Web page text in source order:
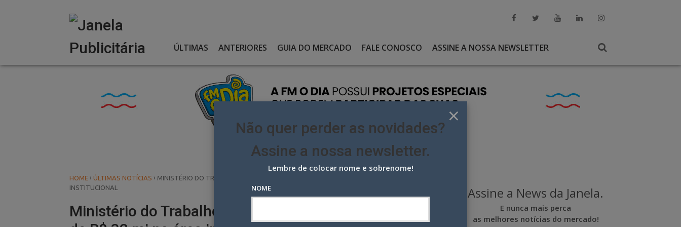
ÚLTIMAS ANTERIORES GUIA DO MERCADO FALE CONOSCO ASSINE A NOSSA NEWSLETTER
HOME › ÚLTIMAS NOTÍCIAS › MINISTÉRIO DO TRABALHO SE UNE À PREVIDÊNCIA COM VERBA DE R$ 32 MI NA ÁREA
INSTITUCIONAL
Ministério do Trabalho se une à Previdência com verba
Assine a News da Janela.
E nunca mais perca
as melhores notícias do mercado!
×
Não quer perder as novidades?
Assine a nossa newsletter.
Lembre de colocar nome e sobrenome!
NOME